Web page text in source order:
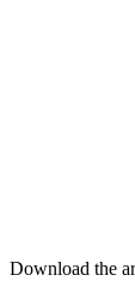
Download the